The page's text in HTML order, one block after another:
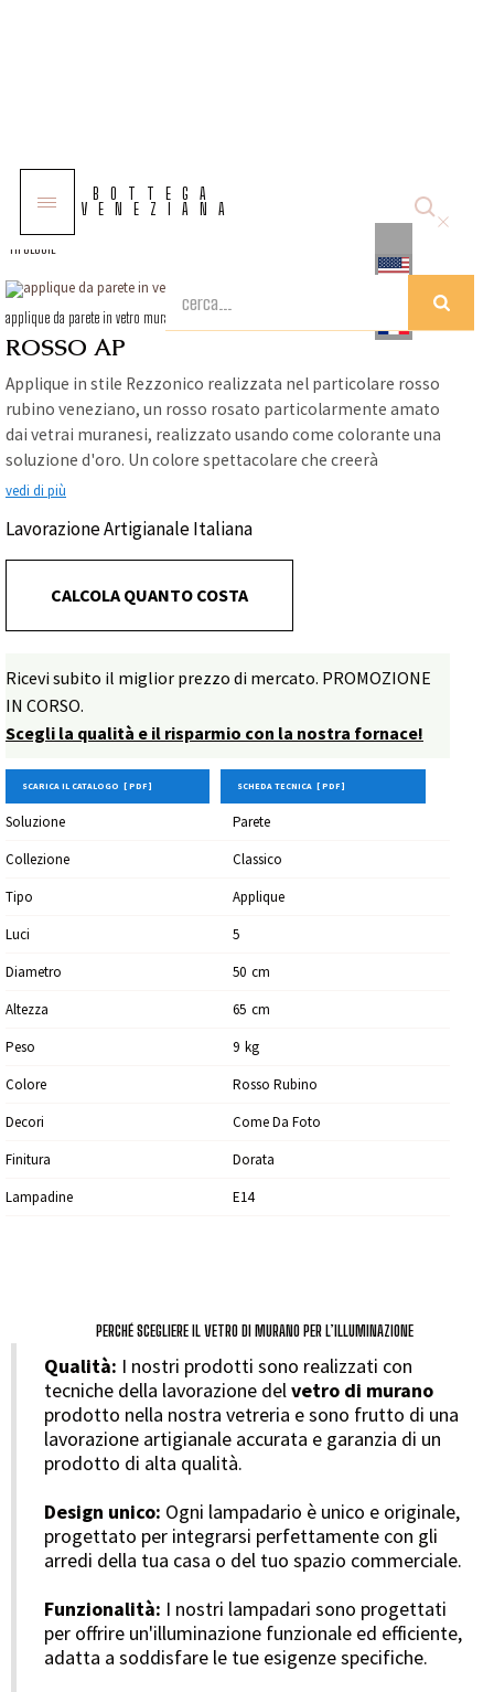
BOTTEGA
VENEZIANA
SOLUZIONI
TIPOLOGIE
applique da parete in vetro murano rosso ap rosso-rubino
ROSSO AP
Applique in stile Rezzonico realizzata nel particolare rosso
rubino veneziano, un rosso rosato particolarmente amato
dai vetrai muranesi, realizzato usando come colorante una
soluzione d'oro. Un colore spettacolare che creerà
un'atmosfera magica. Coordinato il lampadario Rezzonico
vedi di più
Lavorazione Artigianale Italiana
CALCOLA QUANTO COSTA
Ricevi subito il miglior prezzo di mercato. PROMOZIONE
IN CORSO.
Scegli la qualità e il risparmio con la nostra fornace!
SCARICA IL CATALOGO [ PDF ] SCHEDA TECNICA [ PDF ]
Soluzione
Parete
Collezione
Classico
Tipo
Applique
Luci
5
Diametro
50 Cm
Altezza
65 Cm
Peso
9 Kg
Colore
Rosso Rubino
Decori
Come Da Foto
Finitura
Dorata
Lampadine
E14
PERCHÉ SCEGLIERE IL VETRO DI MURANO PER L’ILLUMINAZIONE
Qualità: I nostri prodotti sono realizzati con
tecniche della lavorazione delvetro di murano
prodotto nella nostra vetreria e sono frutto di una
lavorazione artigianale accurata e garanzia di un
prodotto di alta qualità.
Design unico: Ogni lampadario è unico e originale,
progettato per integrarsi perfettamente con gli
arredi della tua casa o del tuo spazio commerciale.
Funzionalità: I nostri lampadari sono progettati
per offrire un'illuminazione funzionale ed efficiente,
adatta a soddisfare le tue esigenze specifiche.